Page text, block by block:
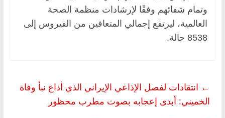
وتمام شفائهم وفقًا لإرشادات منظمة الصحة
العالمية، ليرتفع إجمالي المتعافين من الفيروس إلى
8538 حالة.
← انتقادات لفصل الإذاعي الإيراني الذي أذاع نبأ وفاة
الخميني: أبدى إعجابه بصوت مطرب محظور